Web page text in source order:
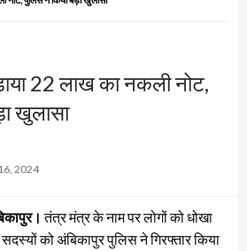
22 लाख का नकली नोट,
खुलासा
2024
तंत्र मंत्र के नाम पर लोगों को धोखा
को अंबिकापुर पुलिस ने गिरफ्तार किया